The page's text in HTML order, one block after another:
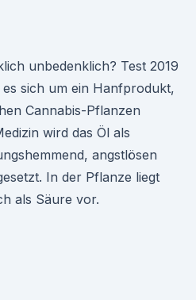
unbedenklich? Test 2019
es sich um ein Hanfprodukt,
Cannabis-Pflanzen
wird das Öl als
angstlösen
In der Pflanze liegt
als Säure vor.